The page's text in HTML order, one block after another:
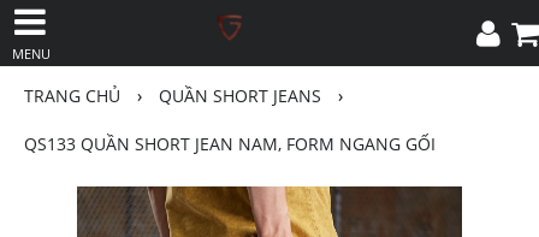
MENU
TRANG CHỦ › QUẦN SHORT JEANS ›
QS133 QUẦN SHORT JEAN NAM, FORM NGANG GỐI